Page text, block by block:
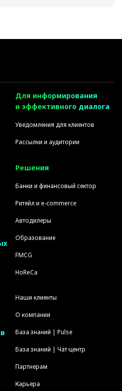
Для информирования
и эффективного диалога
Уведомления для клиентов
Рассылки и аудитории
Решения
Банки и финансовый сектор
Ритейл и e-commerce
Автодилеры
Образование
FMCG
HoReCa
Наши клиенты
О компании
База знаний | Pulse
База знаний | Чат-центр
Партнерам
Карьера